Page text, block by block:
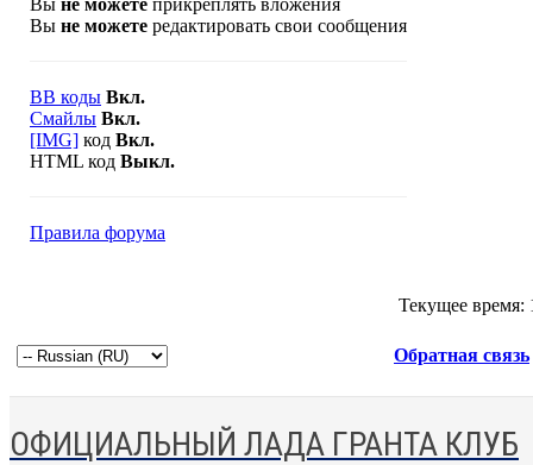
Вы не можете прикреплять вложения
Вы не можете редактировать свои сообщения
BB коды Вкл.
Смайлы Вкл.
[IMG] код Вкл.
HTML код Выкл.
Правила форума
Текущее время:
Обратная связь
ОФИЦИАЛЬНЫЙ ЛАДА ГРАНТА КЛУБ